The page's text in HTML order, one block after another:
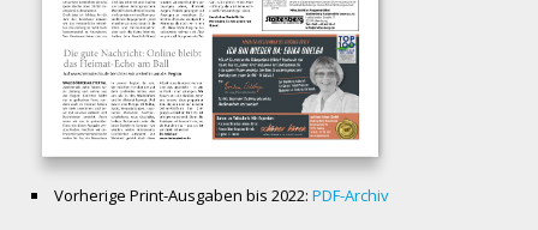
Vorherige Print-Ausgaben bis 2022: PDF-Archiv